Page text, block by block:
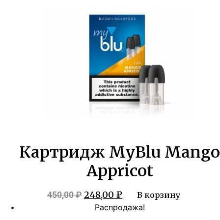
Картридж MyBlu Mango
Appricot
450,00₽Первоначальная
цена
248,00 ₽ Текущая
цена:
В корзину
Распродажа!